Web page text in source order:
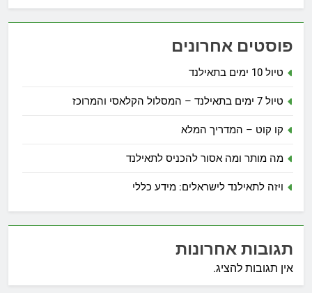
פוסטים אחרונים
טיול 10 ימים בתאילנד
טיול 7 ימים בתאילנד – המסלול הקלאסי והמרוכז
קו קוט – המדריך המלא
מה מותר ומה אסור להכניס לתאילנד
ויזה לתאילנד לישראלים: מידע כללי
תגובות אחרונות
אין תגובות להציג.